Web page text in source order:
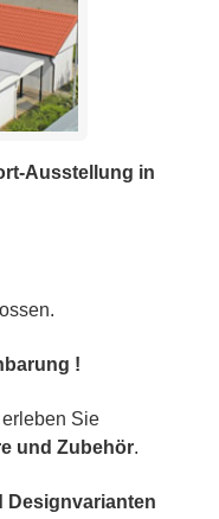
Ausstellung in
!
erleben Sie
und Zubehör.
Designvarianten